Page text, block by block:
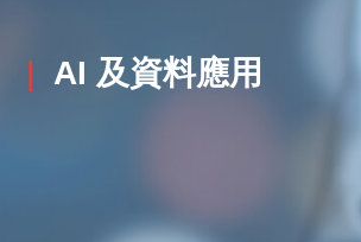
AI 及資料應用